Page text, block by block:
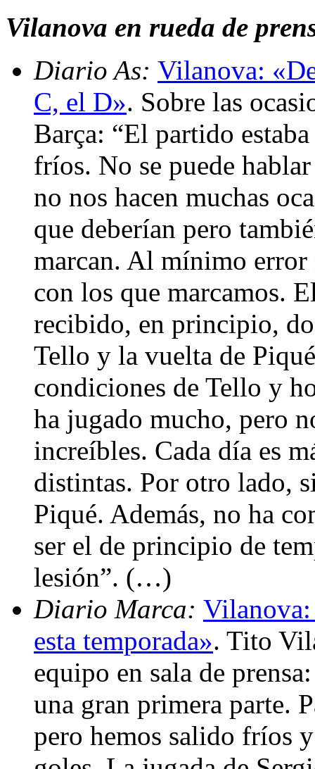
Vilanova en rueda de
Diario As: Vilanova:
C, el D». Sobre las
Barça: “El partido
fríos. No se puede
no nos hacen muchas
que deberían pero
marcan. Al mínimo error
con los que marcamos.
recibido, en principio,
Tello y la vuelta de
condiciones de Tello y
ha jugado mucho, pero
increíbles. Cada día es
distintas. Por otro lado,
Piqué. Además, no ha
ser el de principio de
lesión”. (…)
Diario Marca: Vilanova:
esta temporada». Tito
equipo en sala de
una gran primera parte.
pero hemos salido fríos